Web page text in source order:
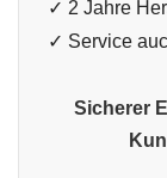
✓ 2 Jahre
✓ Service
Sicherer